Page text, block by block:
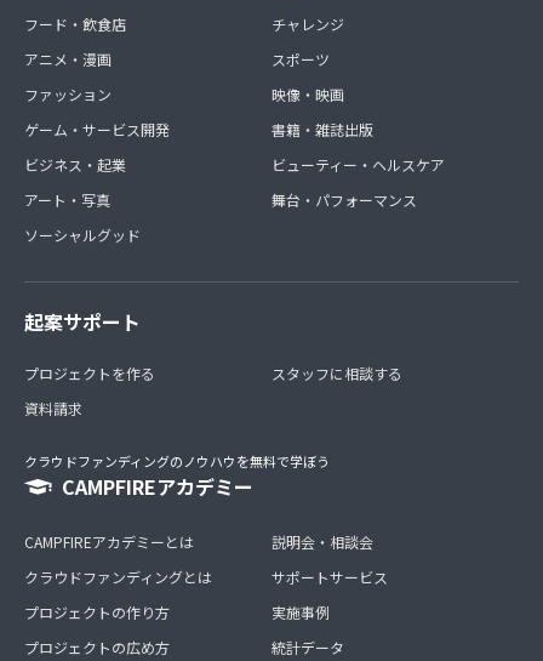
フード・飲食店
アニメ・漫画
ファッション
ゲーム・サービス開発
ビジネス・起業
アート・写真
ソーシャルグッド
チャレンジ
スポーツ
映像・映画
書籍・雑誌出版
ビューティー・ヘルスケア
舞台・パフォーマンス
起案サポート
プロジェクトを作る
資料請求
スタッフに相談する
クラウドファンディングのノウハウを無料で学ぼう
CAMPFIREアカデミー
CAMPFIREアカデミーとは
クラウドファンディングとは
プロジェクトの作り方
プロジェクトの広め方
説明会・相談会
サポートサービス
実施事例
統計データ